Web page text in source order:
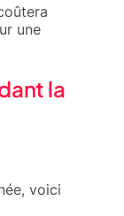
une
la
voici